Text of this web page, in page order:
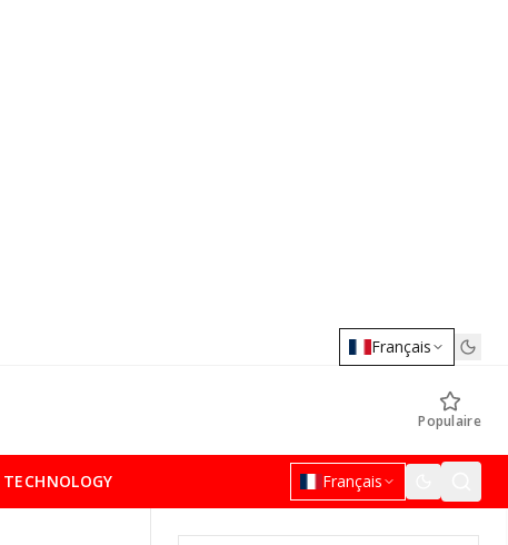
Français
Populaire
TECHNOLOGY Français